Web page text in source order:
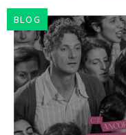
BLOG